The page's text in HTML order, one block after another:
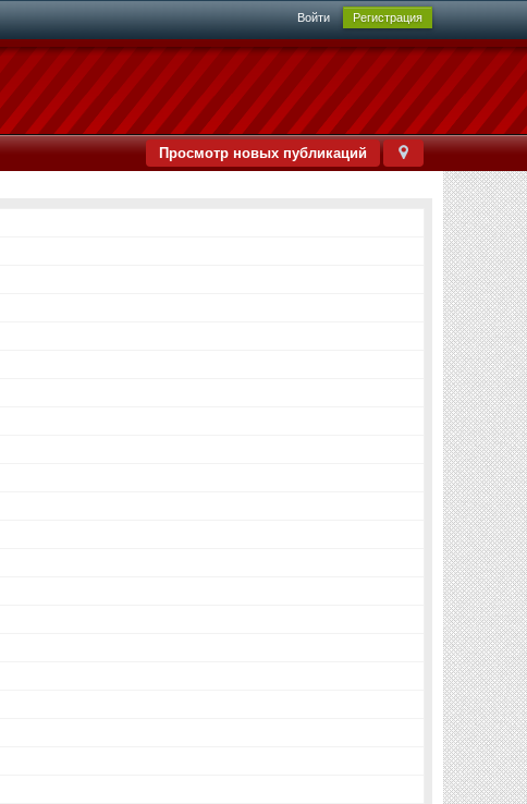
Войти Регистрация
Просмотр новых публикаций